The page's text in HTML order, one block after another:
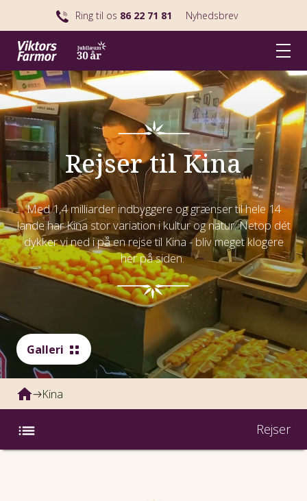
Ring til os 86 22 71 81 Nyhedsbrev
Rejser til Kina
Med 1,4 milliarder indbyggere og grænser til hele 14
lande har Kina stor variation i kultur og natur. Netop dét
dykker vi ned i på en rejse til Kina - bliv meget klogere
her på siden.
Galleri
Kina
Rejser